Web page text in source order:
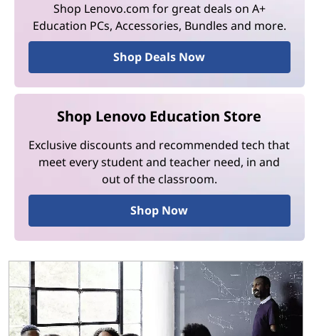
Shop Lenovo.com for great deals on A+
Education PCs, Accessories, Bundles and more.
Shop Deals Now
Shop Lenovo Education Store
Exclusive discounts and recommended tech that
meet every student and teacher need, in and
out of the classroom.
Shop Now